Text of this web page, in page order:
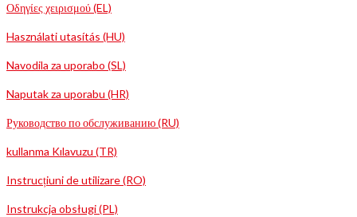
Οδηγίες χειρισμού (EL)
Használati utasítás (HU)
Navodila za uporabo (SL)
Naputak za uporabu (HR)
Руководство по обслуживанию (RU)
kullanma Kılavuzu (TR)
Instrucțiuni de utilizare (RO)
Instrukcja obsługi (PL)